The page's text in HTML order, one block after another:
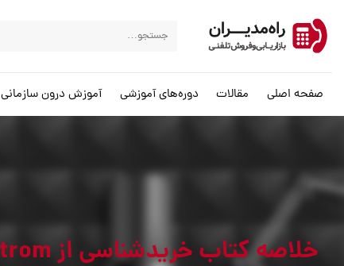
صفحه اصلی مقالات دوره‌های آموزشی آموزش درون سازمانی
خلاصه کتاب خریدشناسی از Martin Lindstrom